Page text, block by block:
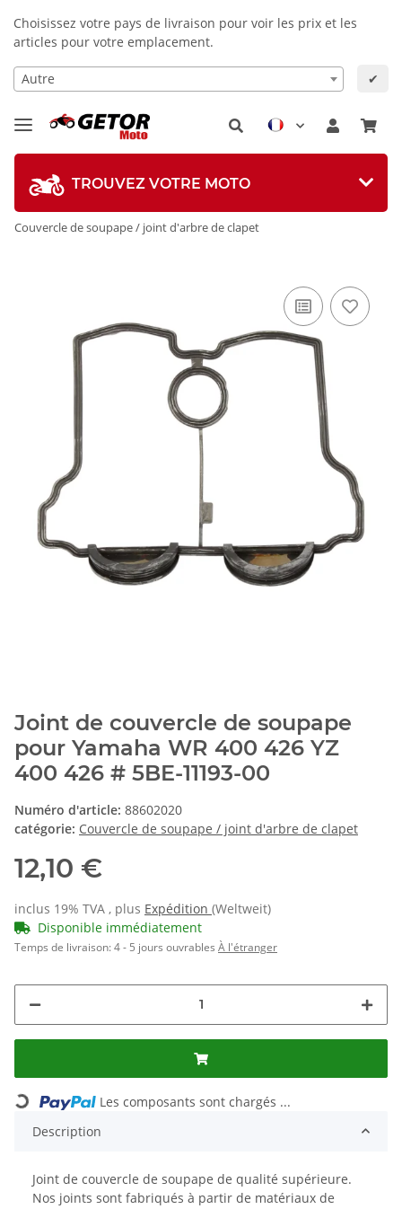
Choisissez votre pays de livraison pour voir les prix et les
articles pour votre emplacement.
Autre ✔
TROUVEZ VOTRE MOTO
Couvercle de soupape / joint d'arbre de clapet
Joint de couvercle de soupape
pour Yamaha WR 400 426 YZ
400 426 # 5BE-11193-00
Numéro d'article: 88602020
catégorie: Couvercle de soupape / joint d'arbre de clapet
12,10 €
inclus 19% TVA , plus Expédition (Weltweit)
Disponible immédiatement
Temps de livraison:4 - 5 jours ouvrables À l'étranger
Loading...
Les composants sont chargés ...
Description
Joint de couvercle de soupape de qualité supérieure.
Nos joints sont fabriqués à partir de matériaux de